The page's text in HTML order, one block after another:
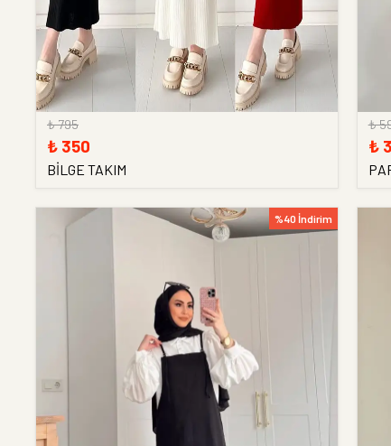
₺ 795
₺ 350
BİLGE TAKIM
₺
₺
%40 İndirim